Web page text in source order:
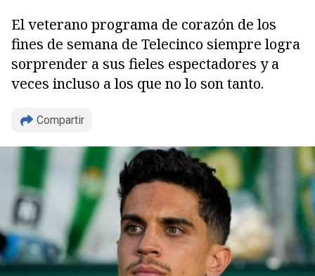
El veterano programa de corazón de los
fines de semana de Telecinco siempre logra
sorprender a sus fieles espectadores y a
veces incluso a los que no lo son tanto.
Compartir